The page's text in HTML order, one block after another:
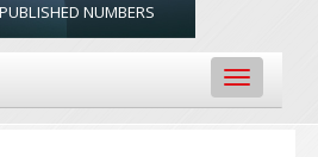
NUMBERS
Toggle
navigation